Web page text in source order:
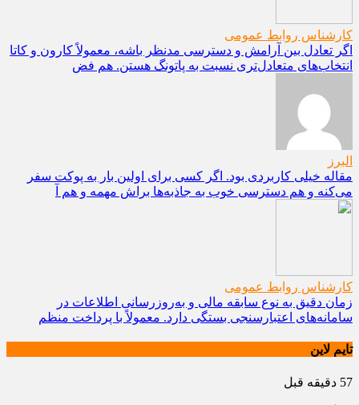
کارشناس روابط عمومی
اگر تعادل بین آرامش و دسترسی مدنظر باشه، معمولاً کارون و کاتا
انتخاب‌های متعادل‌تری نسبت به پاتونگ هستن. هم فض
البرز
مقاله خیلی کاربردی بود. اگر کسی برای اولین بار به پوکت سفر
می‌کنه و هم دسترسی خوب به جاذبه‌ها براش مهمه و هم آ
کارشناس روابط عمومی
زمان دقیق به نوع سابقه مالی و به‌روزرسانی اطلاعات در
سامانه‌های اعتبارسنجی بستگی دارد. معمولاً با پرداخت منظم
تایم لاین
57 دقیقه قبل